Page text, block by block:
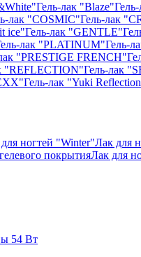
Гель-лак "Blaze"
лак "COSMIC"Гель-лак
ice"Гель-лак "GENTLE"
лак "PLATINUM"Гель-
"PRESTIGE FRENCH"
"REFLECTION"Гель-лак
Гель-лак "Yuki
ногтей "Winter"Лак для
покрытияЛак для
54 Вт